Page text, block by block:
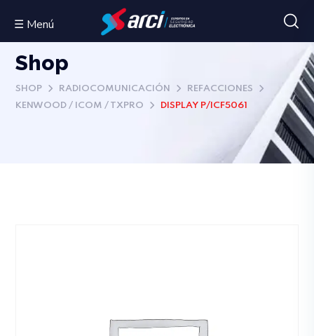
☰ Menú
Shop
SHOP RADIOCOMUNICACIÓN
REFACCIONES
KENWOOD / ICOM / TXPRO
DISPLAY P/ICF5061